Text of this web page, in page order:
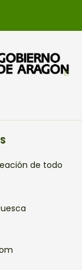
de todo